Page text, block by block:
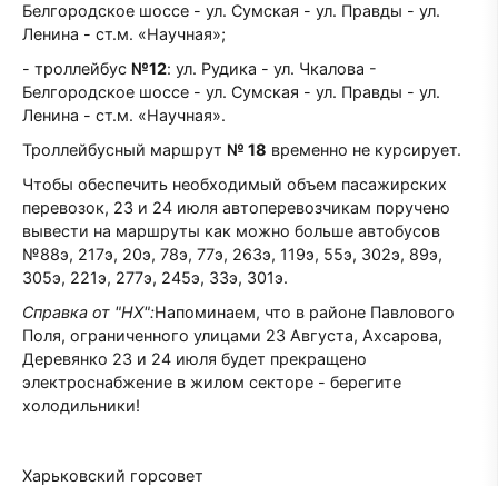
Белгородское шоссе - ул. Сумская - ул. Правды - ул.
Ленина - ст.м. «Научная»;
- троллейбус №12: ул. Рудика - ул. Чкалова -
Белгородское шоссе - ул. Сумская - ул. Правды - ул.
Ленина - ст.м. «Научная».
Троллейбусный маршрут № 18 временно не курсирует.
Чтобы обеспечить необходимый объем пасажирских
перевозок, 23 и 24 июля автоперевозчикам поручено
вывести на маршруты как можно больше автобусов
№88э, 217э, 20э, 78э, 77э, 263э, 119э, 55э, 302э, 89э,
305э, 221э, 277э, 245э, 33э, 301э.
Справка от "НХ":Напоминаем, что в районе Павлового
Поля, ограниченного улицами 23 Августа, Ахсарова,
Деревянко 23 и 24 июля будет прекращено
электроснабжение в жилом секторе - берегите
холодильники!
Харьковский горсовет